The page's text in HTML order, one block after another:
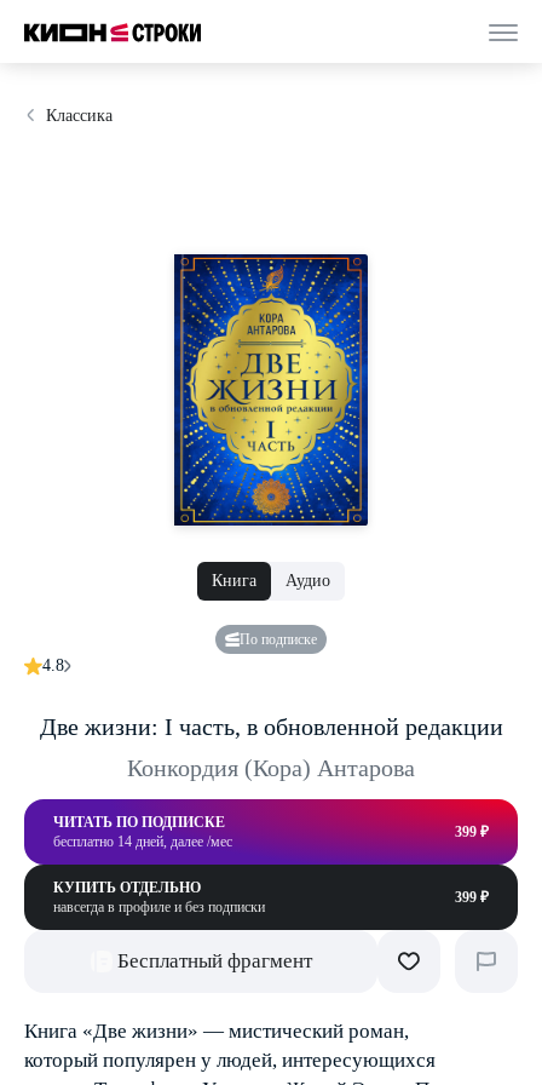
Классика
Книга Аудио
По подписке
4.8
Две жизни: I часть, в обновленной редакции
Конкордия (Кора) Антарова
ЧИТАТЬ ПО ПОДПИСКЕ
бесплатно 14 дней, далее /мес
399 ₽
КУПИТЬ ОТДЕЛЬНО
навсегда в профиле и без подписки
399 ₽
Бесплатный фрагмент
Книга «Две жизни» — мистический роман,
который популярен у людей, интересующихся